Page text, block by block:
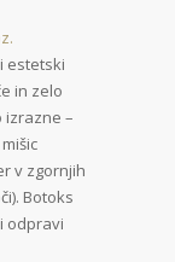
estetski
in zelo
izrazne –
v zgornjih
Botoks
odpravi